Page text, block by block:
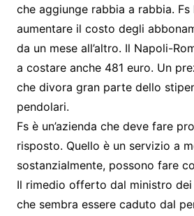
che aggiunge rabbia a rabbia. Fs
aumentare il costo degli
da un mese all’altro. Il Napoli-
a costare anche 481 euro. Un
che divora gran parte dello
pendolari.
Fs è un’azienda che deve fare
risposto. Quello è un servizio a
sostanzialmente, possono fare
Il rimedio offerto dal ministro
che sembra essere caduto dal